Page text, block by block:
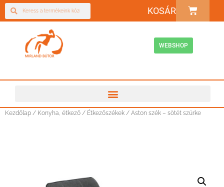
KOSÁR
WEBSHOP
Kezdőlap / Konyha, étkező / Étkezőszékek / Aston szék – sötét szürke